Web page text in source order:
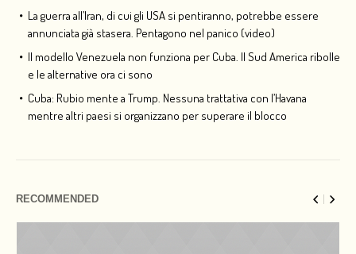
La guerra all’Iran, di cui gli USA si pentiranno, potrebbe essere
annunciata già stasera. Pentagono nel panico (video)
Il modello Venezuela non funziona per Cuba. Il Sud America ribolle
e le alternative ora ci sono
Cuba: Rubio mente a Trump. Nessuna trattativa con l’Havana
mentre altri paesi si organizzano per superare il blocco
RECOMMENDED